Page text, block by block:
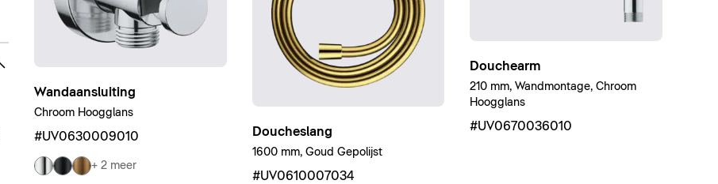
Wandaansluiting
Chroom Hoogglans
#UV0630009010
+ 2 meer
Doucheslang
1600 mm, Goud Gepolijst
#UV0610007034
Douchearm
210 mm, Wandmontage, Chroom
Hoogglans
#UV0670036010